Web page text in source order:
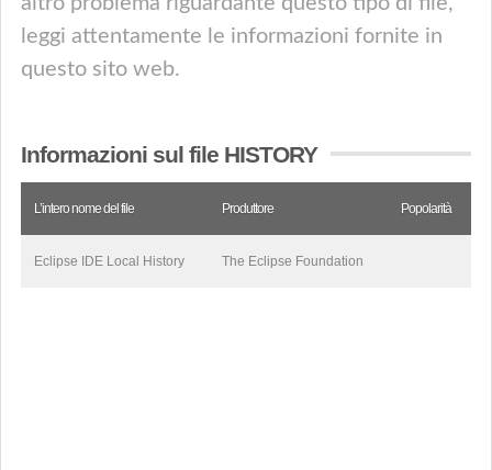
leggi attentamente le informazioni fornite in
questo sito web.
Informazioni sul file HISTORY
L’intero nome del file Produttore Popolarità
Eclipse IDE Local History The Eclipse Foundation